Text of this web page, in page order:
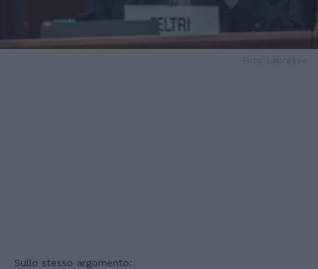
Sullo stesso argomento: